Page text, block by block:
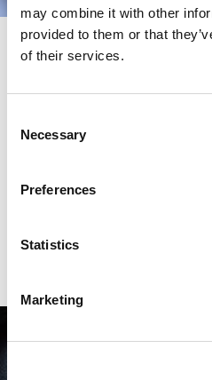
may combine it with other
provided to them or that
of their services.
Selection
Necessary
Preferences
Statistics
Marketing
Biegemaschinen bis hin zu den
innovativer Ausstattung. Von
Abkantpresse bis hin zu
Softwaresysteme.
Abkantpressen für verschiedene